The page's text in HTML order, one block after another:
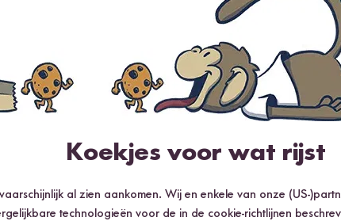
op het recept
Gele sadri rijst met boerenkool curry
Koekjes voor wat rijst
al zien aankomen. Wij en enkele van onze (US-
technologieën voor de in de cookie-richtlijnen